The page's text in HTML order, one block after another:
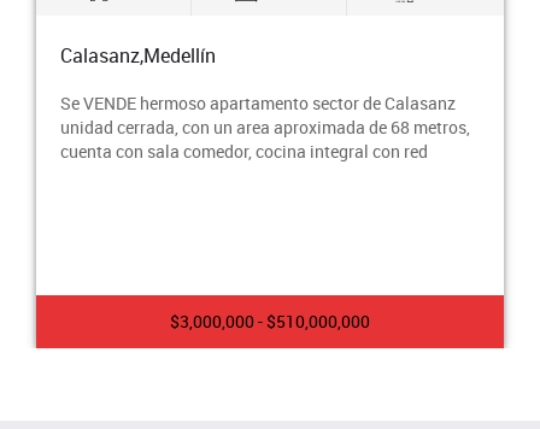
Calasanz,Medellín
Se VENDE hermoso apartamento sector de Calasanz
unidad cerrada, con un area aproximada de 68 metros,
cuenta con sala comedor, cocina integral con red
$3,000,000 - $510,000,000